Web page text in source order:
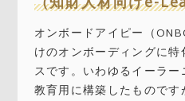
オンボードアイピー（
けのオンボーディングに
スです。いわゆるイーラ
教育用に構築したもので